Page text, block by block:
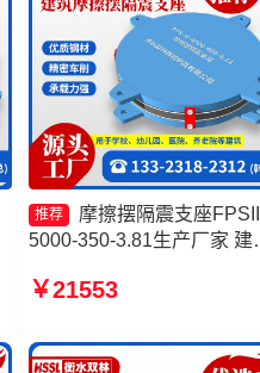
推荐
摩擦摆隔震支座
5000-350-3.81生产厂家 建
摆支座FPS-II-15000生产厂
￥21553